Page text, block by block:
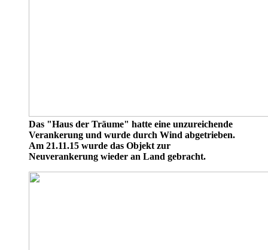
Das "Haus der Träume" hatte eine unzureichende
Verankerung und wurde durch Wind abgetrieben.
Am 21.11.15 wurde das Objekt zur
Neuverankerung wieder an Land gebracht.